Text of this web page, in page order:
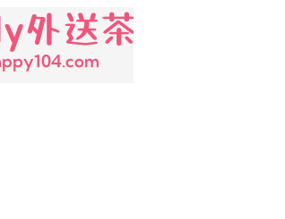
鐘點情人的秘密時光
級的外送茶服務，涵蓋台北外送茶、台中
和難忘的體驗。